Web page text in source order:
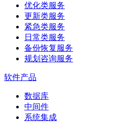
优化类服务
更新类服务
紧急类服务
日常类服务
备份恢复服务
规划咨询服务
软件产品
数据库
中间件
系统集成